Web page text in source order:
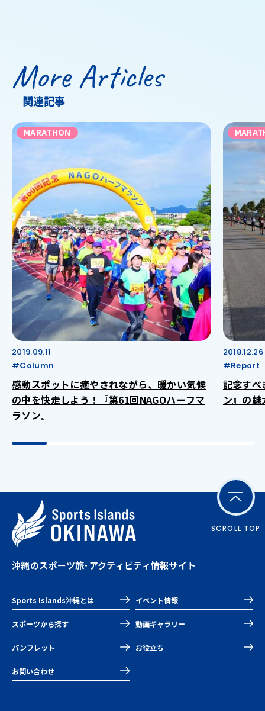
More Articles
関連記事
MARATHON
2019.09.11
#Column
感動スポットに癒やされながら、暖かい気候
の中を快走しよう！『第61回NAGOハーフマ
ラソン』
2018.12.26
#Report
記念す
ン』の魅
SCROLL TOP
沖縄のスポーツ旅･アクティビティ情報サイト
Sports Islands沖縄とは イベント情報
スポーツから探す 動画ギャラリー
パンフレット お役立ち
お問い合わせ